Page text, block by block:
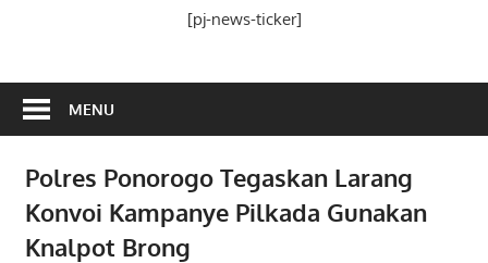
[pj-news-ticker]
MENU
Polres Ponorogo Tegaskan Larang
Konvoi Kampanye Pilkada Gunakan
Knalpot Brong